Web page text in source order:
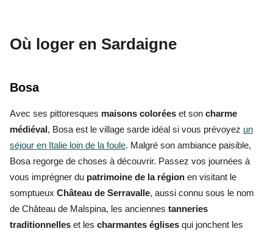
Où loger en Sardaigne
Bosa
Avec ses pittoresques maisons colorées et son charme
médiéval, Bosa est le village sarde idéal si vous prévoyez un
séjour en Italie loin de la foule. Malgré son ambiance paisible,
Bosa regorge de choses à découvrir. Passez vos journées à
vous imprégner du patrimoine de la région en visitant le
somptueux Château de Serravalle, aussi connu sous le nom
de Château de Malspina, les anciennes tanneries
traditionnelles et les charmantes églises qui jonchent les